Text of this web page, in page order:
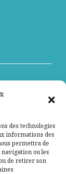
des technologies
informations des
permettra de
ou les
de retirer son